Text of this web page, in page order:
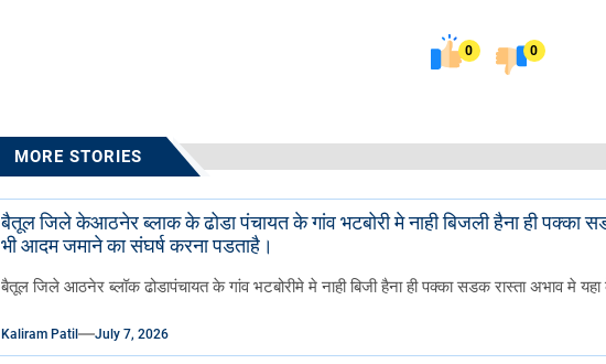
0 0
MORE STORIES
बैतूल जिले केआठनेर ब्लाक के ढोडा पंचायत के गांव भटबोरी मे नाही बिजली हैना ही पक्का
भी आदम जमाने का संघर्ष करना पडताहै।
बैतूल जिले आठनेर ब्लॉक ढोडापंचायत के गांव भटबोरीमे मे नाही बिजी हैना ही पक्का सडक रास्ता अभाव मे
Kaliram Patil July 7, 2026